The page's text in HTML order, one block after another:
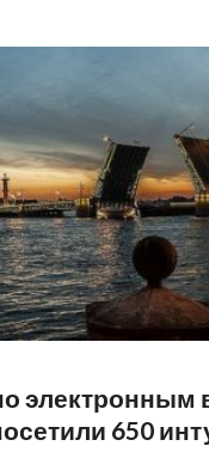
электронным
650